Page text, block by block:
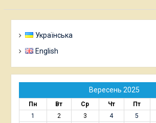
Українська
English
Вересень 2025
Пн Вт Ср Чт Пт
1
2 3 4 5